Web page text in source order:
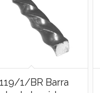
1/BR Barra